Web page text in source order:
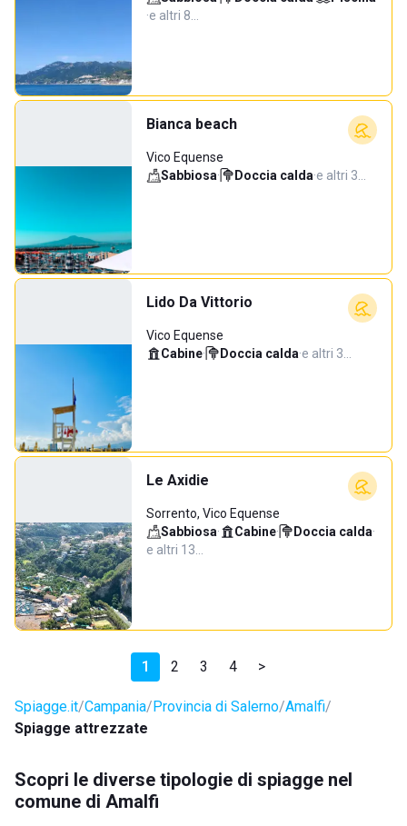
·e altri 8…
Bianca beach
Vico Equense
Sabbiosa· Doccia calda·e altri 3…
Lido Da Vittorio
Vico Equense
Cabine· Doccia calda·e altri 3…
Le Axidie
Sorrento, Vico Equense
Sabbiosa· Cabine· Doccia calda·
e altri 13…
1 2 3 4 >
Spiagge.it Campania Provincia di Salerno Amalfi
Spiagge attrezzate
Scopri le diverse tipologie di spiagge nel
comune di Amalfi